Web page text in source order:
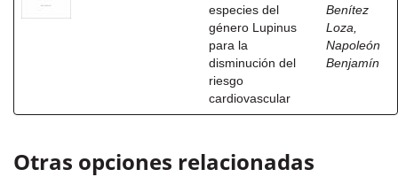
especies del
género Lupinus
para la
disminución del
riesgo
cardiovascular
Benítez
Loza,
Napoleón
Benjamín
Otras opciones relacionadas